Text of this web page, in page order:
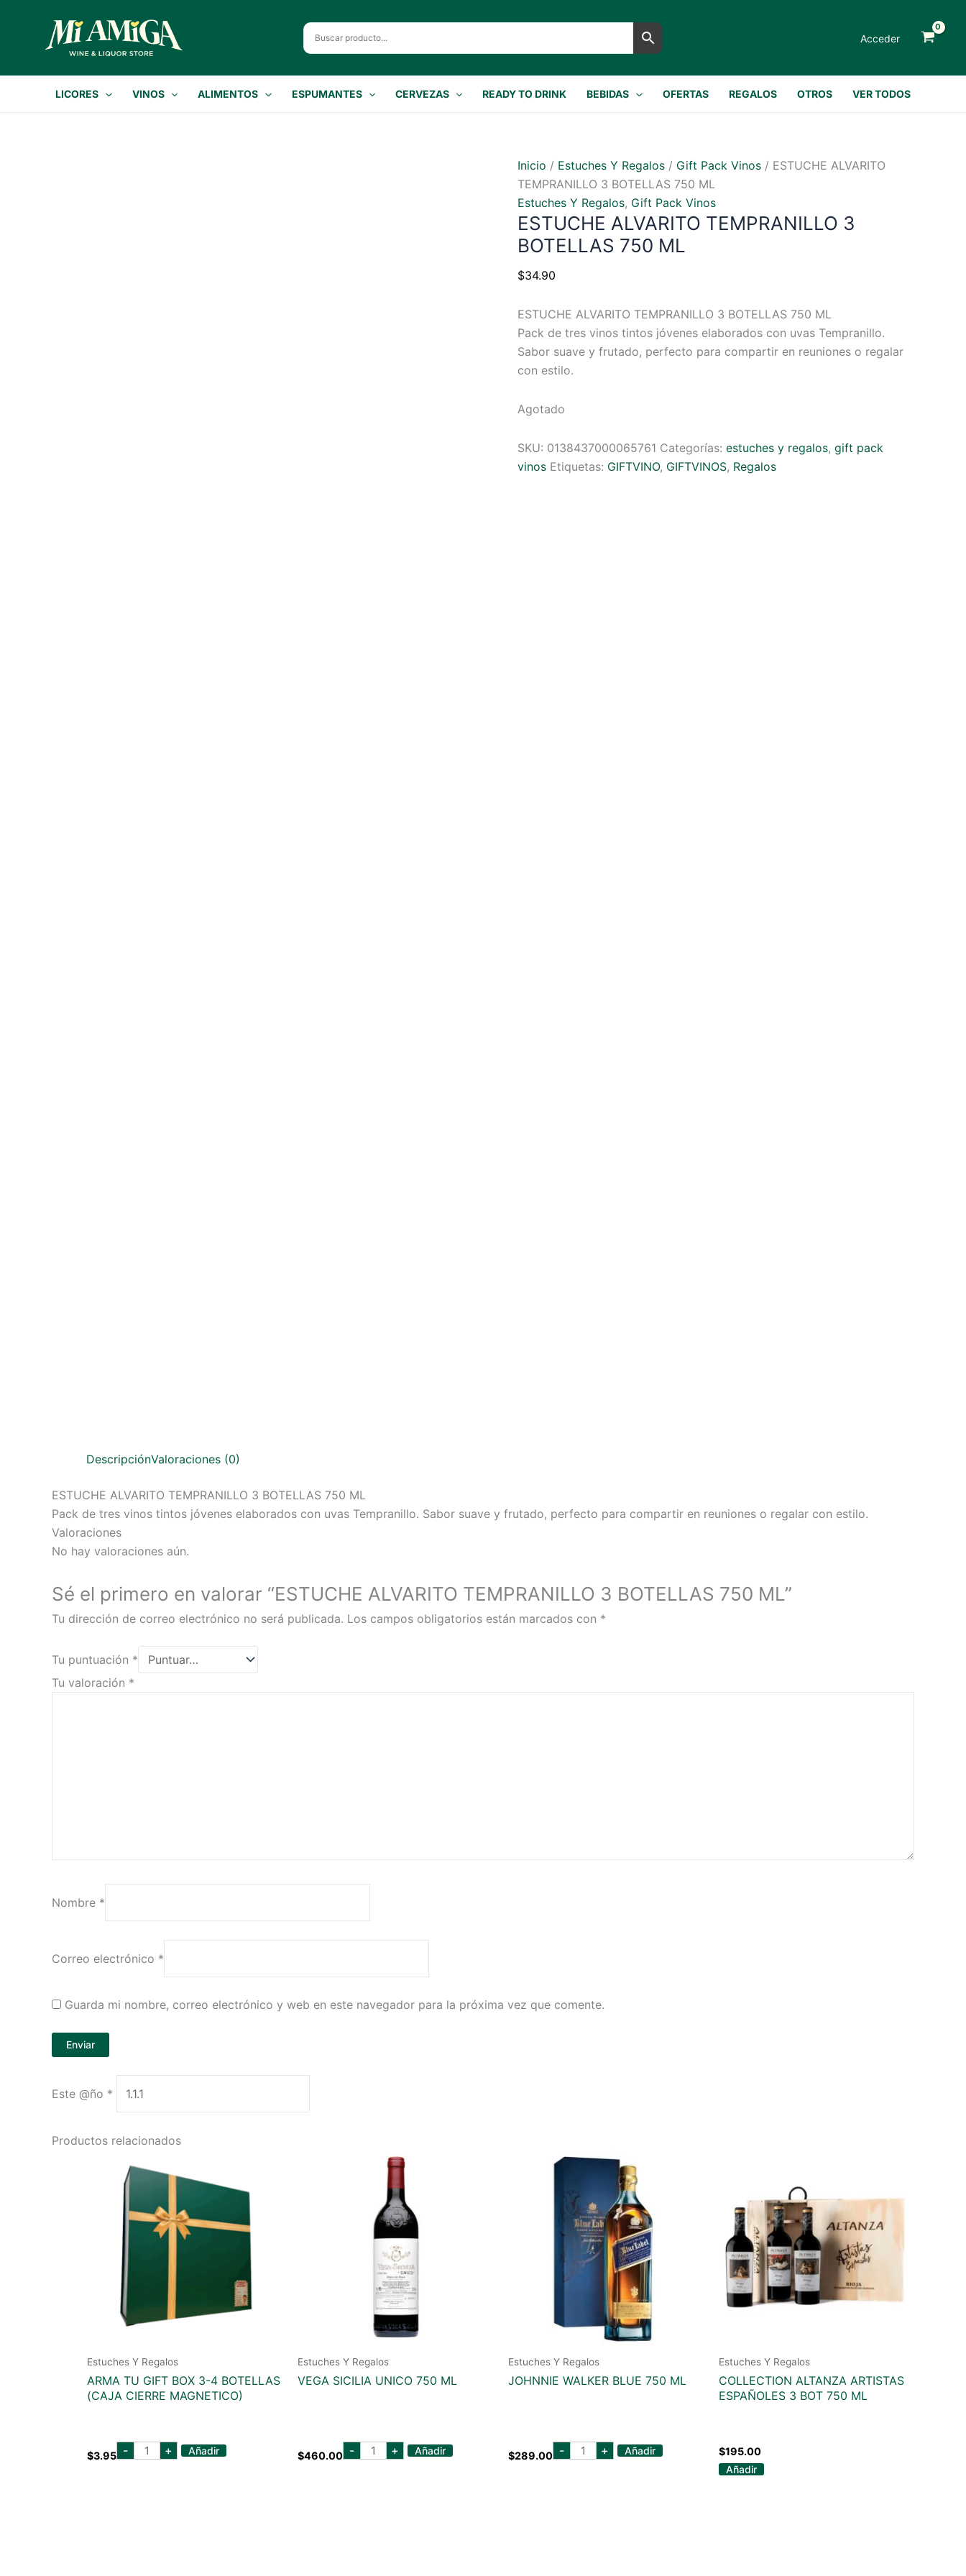
contenido
Acceder
LICORES VINOS ALIMENTOS ESPUMANTES CERVEZAS READY TO DRINK BEBIDAS OFERTAS REGALOS OTROS VER TODOS
Inicio / Estuches Y Regalos / Gift Pack Vinos / ESTUCHE ALVARITO
TEMPRANILLO 3 BOTELLAS 750 ML
Estuches Y Regalos, Gift Pack Vinos
ESTUCHE ALVARITO TEMPRANILLO 3
BOTELLAS 750 ML
$34.90
ESTUCHE ALVARITO TEMPRANILLO 3 BOTELLAS 750 ML
Pack de tres vinos tintos jóvenes elaborados con uvas Tempranillo.
Sabor suave y frutado, perfecto para compartir en reuniones o regalar
con estilo.
Agotado
SKU: 0138437000065761 Categorías: estuches y regalos, gift pack
vinos Etiquetas: GIFTVINO, GIFTVINOS, Regalos
DescripciónValoraciones (0)
ESTUCHE ALVARITO TEMPRANILLO 3 BOTELLAS 750 ML
Pack de tres vinos tintos jóvenes elaborados con uvas Tempranillo. Sabor suave y frutado, perfecto para compartir en reuniones o regalar con estilo.
Valoraciones
No hay valoraciones aún.
Sé el primero en valorar “ESTUCHE ALVARITO TEMPRANILLO 3 BOTELLAS 750 ML”
Tu dirección de correo electrónico no será publicada. Los campos obligatorios están marcados con *
Tu puntuación *
Tu valoración *
Nombre *
Correo electrónico *
Guarda mi nombre, correo electrónico y web en este navegador para la próxima vez que comente.
Este @ño *
Productos relacionados
Estuches Y Regalos
ARMA TU GIFT BOX 3-4 BOTELLAS
(CAJA CIERRE MAGNETICO)
$3.95 - ARMA
TU
+ Añadir
Estuches Y Regalos
VEGA SICILIA UNICO 750 ML
$460.00 - vega
sicilia
+ Añadir
Estuches Y Regalos
JOHNNIE WALKER BLUE 750 ML
$289.00 - johnnie
walker
+ Añadir
Estuches Y Regalos
COLLECTION ALTANZA ARTISTAS
ESPAÑOLES 3 BOT 750 ML
$195.00
Añadir